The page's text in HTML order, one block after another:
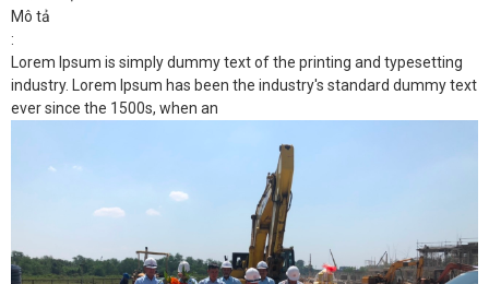
Mô tả
:
Lorem Ipsum is simply dummy text of the printing and typesetting
industry. Lorem Ipsum has been the industry's standard dummy text
ever since the 1500s, when an